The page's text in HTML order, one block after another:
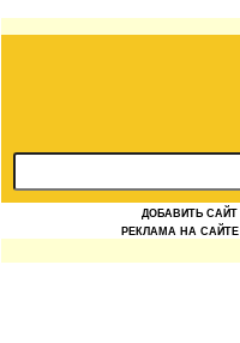
ДОБАВИТЬ САЙТ
РЕКЛАМА НА САЙТЕ